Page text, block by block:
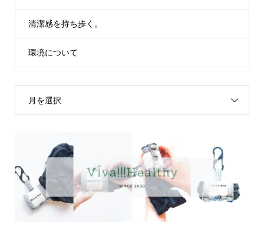
清潔感を持ち歩く。
環境について
月を選択